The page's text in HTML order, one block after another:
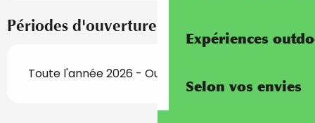
Expériences
Selon vos envies
Périodes d'ouverture
Toute l'année 2026 - Ouvert tous les jours